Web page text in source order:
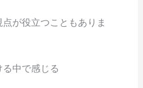
が役立つこともありま
中で感じる